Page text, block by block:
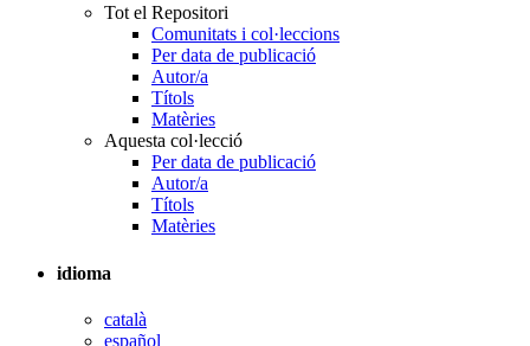
Tot el Repositori
Comunitats i col·leccions
Per data de publicació
Autor/a
Títols
Matèries
Aquesta col·lecció
Per data de publicació
Autor/a
Títols
Matèries
idioma
català
español